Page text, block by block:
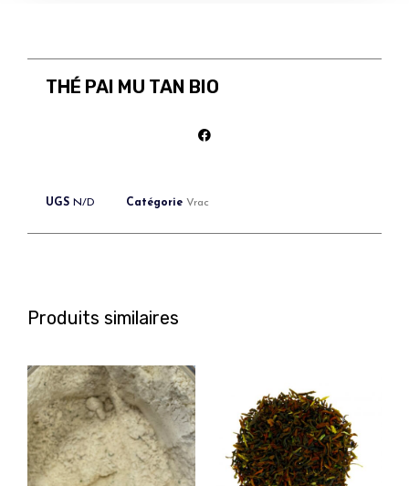
THÉ PAI MU TAN BIO
UGS N/D Catégorie Vrac
Produits similaires